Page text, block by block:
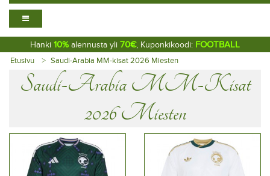
Hanki 10% alennusta yli 70€, Kuponkikoodi: FOOTBALL
Etusivu Saudi-Arabia MM-kisat 2026 Miesten
Saudi-Arabia MM-Kisat
2026 Miesten